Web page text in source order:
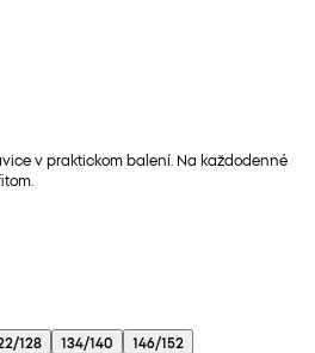
v praktickom balení. Na každodenné
128 134/140
146/152